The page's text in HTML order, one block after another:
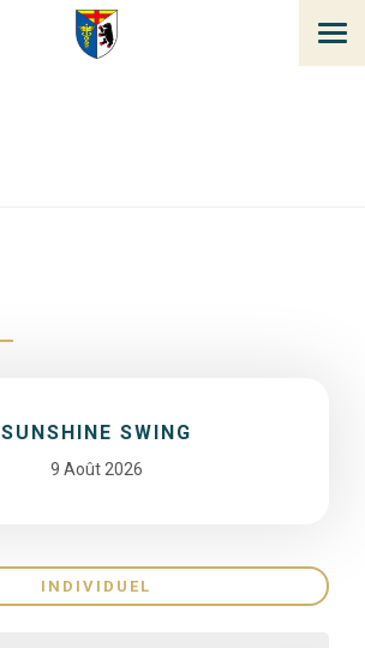
SUNSHINE SWING
9 Août 2026
INDIVIDUEL